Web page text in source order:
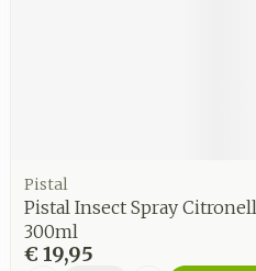
Pistal
Pistal Insect Spray
300ml
€ 19,95